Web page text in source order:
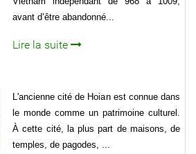
avant d’être abandonné...
Lire la suite
L'ancienne cité de Hoian est connue dans
le monde comme un patrimoine culturel.
À cette cité, la plus part de maisons, de
temples, de pagodes, ...